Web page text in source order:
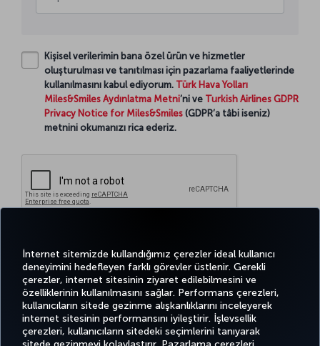
İnternet sitemizde kullandığımız çerezler ideal kullanıcı
deneyimini hedefleyen farklı görevler üstlenir. Gerekli
çerezler, internet sitesinin ziyaret edilebilmesini ve
özelliklerinin kullanılmasını sağlar. Performans çerezleri,
kullanıcıların sitede gezinme alışkanlıklarını inceleyerek
internet sitesinin performansını iyileştirir. İşlevsellik
çerezleri, kullanıcıların sitedeki seçimlerini tanıyarak
Kişisel verilerimin bana özel ürün ve hizmetler
oluşturulması ve tanıtılması için pazarlama faaliyetlerinde
kullanılmasını kabul ediyorum. Türk Hava Yolları
Miles&Smiles Aydınlatma Metni’ni ve Turkish Airlines GDPR
Privacy Notice for Miles&Smiles (GDPR’a tâbi iseniz)
metnini okumanızı rica ederiz.
Devam
TwitterFacebook
Instagram
YoutubeLinkedIn
TiktokBlogPinterest
BİLET FIRSATLAR